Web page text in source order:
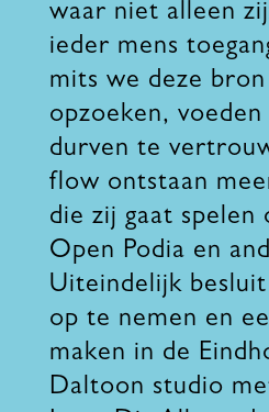
waar niet alleen
ieder mens
mits we deze
opzoeken,
durven te
flow ontstaan
die zij gaat spelen
Open Podia en
Uiteindelijk
op te nemen en
maken in de
Daltoon studio